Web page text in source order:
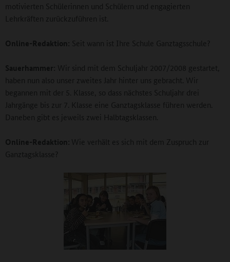
motivierten Schülerinnen und Schülern und engagierten
Lehrkräften zurückzuführen ist.
Online-Redaktion: Seit wann ist Ihre Schule Ganztagsschule?
Sauerhammer: Wir sind mit dem Schuljahr 2007/2008 gestartet,
haben nun also unser zweites Jahr hinter uns gebracht. Wir
begannen mit der 5. Klasse, so dass nächstes Schuljahr drei
Jahrgänge bis zur 7. Klasse eine Ganztagsklasse führen werden.
Daneben gibt es jeweils zwei Halbtagsklassen.
Online-Redaktion: Wie verhält es sich mit dem Zuspruch zur
Ganztagsklasse?